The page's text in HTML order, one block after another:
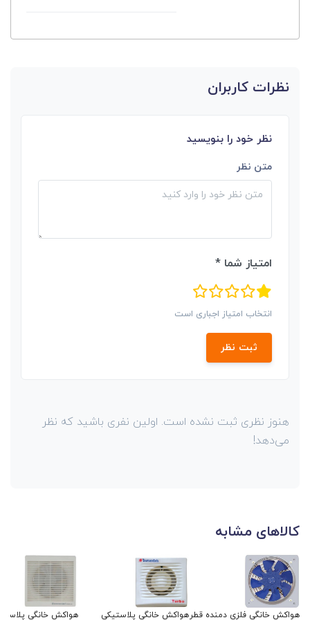
نظرات کاربران
نظر خود را بنویسید
متن نظر
امتیاز شما *
انتخاب امتیاز اجباری است
ثبت نظر
هنوز نظری ثبت نشده است. اولین نفری باشید که نظر
می‌دهد!
کالاهای مشابه
هواکش خانگی فلزی دمنده قطرهواکش خانگی پلاستیکی
هواکش خانگی